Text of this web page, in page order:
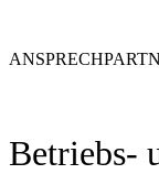
Betriebs-